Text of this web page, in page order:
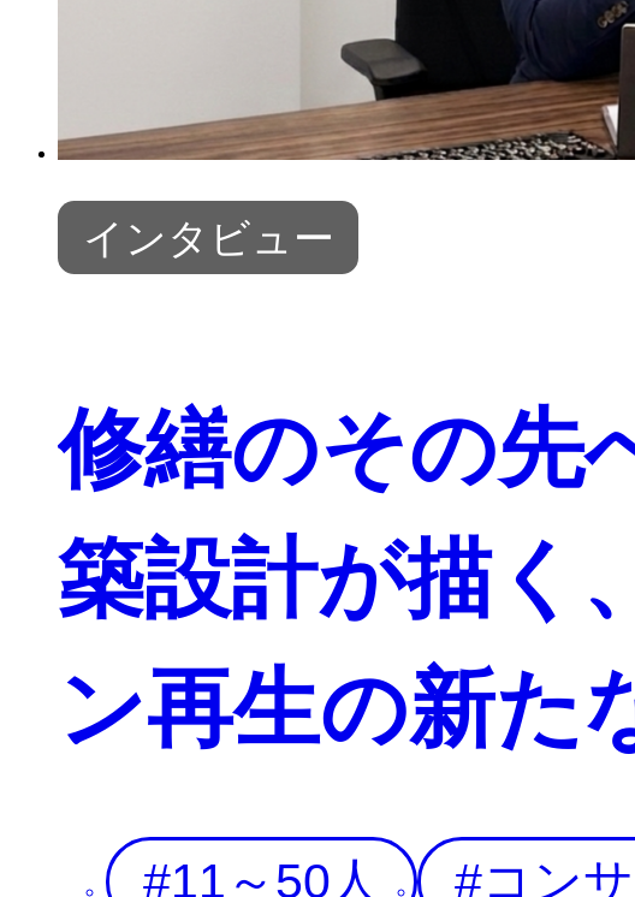
修繕のその
築設計が描く
ン再生の新た
インタビュー
11～50人 コン